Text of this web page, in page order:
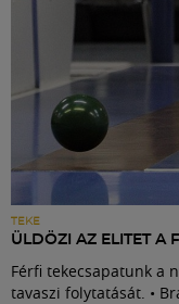
TEKE
ÜLDÖZI AZ ELITET A
Férfi tekecsapatunk a
tavaszi folytatását. •